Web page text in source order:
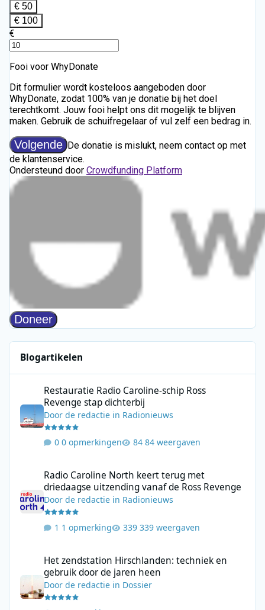
Blogartikelen
Restauratie Radio Caroline-schip Ross
Revenge stap dichterbij
Doorde redactie in Radionieuws
0 opmerkingen 84 weergaven
Radio Caroline North keert terug met
driedaagse uitzending vanaf de Ross Revenge
Doorde redactie in Radionieuws
1 opmerking 339 weergaven
Het zendstation Hirschlanden: techniek en
gebruik door de jaren heen
Doorde redactie in Dossier